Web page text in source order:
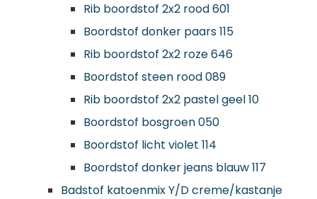
Rib boordstof 2x2 rood 601
Boordstof donker paars 115
Rib boordstof 2x2 roze 646
Boordstof steen rood 089
Rib boordstof 2x2 pastel geel 10
Boordstof bosgroen 050
Boordstof licht violet 114
Boordstof donker jeans blauw 117
Badstof katoenmix Y/D creme/kastanje